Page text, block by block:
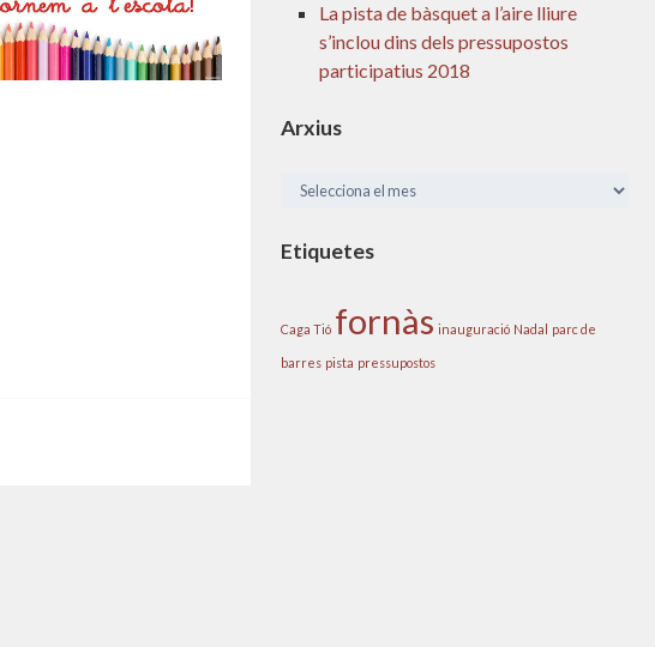
La pista de bàsquet a l’aire lliure
s’inclou dins dels pressupostos
participatius 2018
Arxius
Arxius
Etiquetes
Caga Tió fornàs inauguració Nadal parc de
barres pista pressupostos